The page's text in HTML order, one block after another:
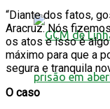
“Diante dos fatos,
Aracruz. Nós
os atos e isso é
máximo para que a
segura e tranquila
O caso